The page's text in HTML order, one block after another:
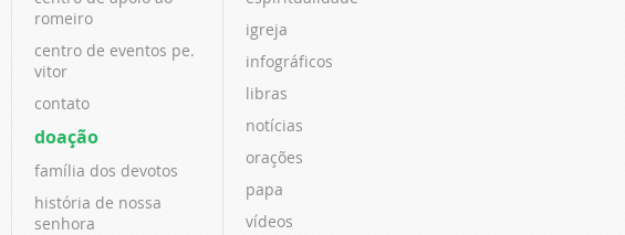
romeiro
centro de eventos pe.
vitor
contato
doação
família dos devotos
história de nossa
senhora
igreja
infográficos
libras
notícias
orações
papa
vídeos